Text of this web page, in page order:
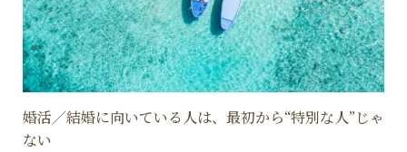
婚活／結婚に向いている人は、最初から“特別な人”じゃ
ない